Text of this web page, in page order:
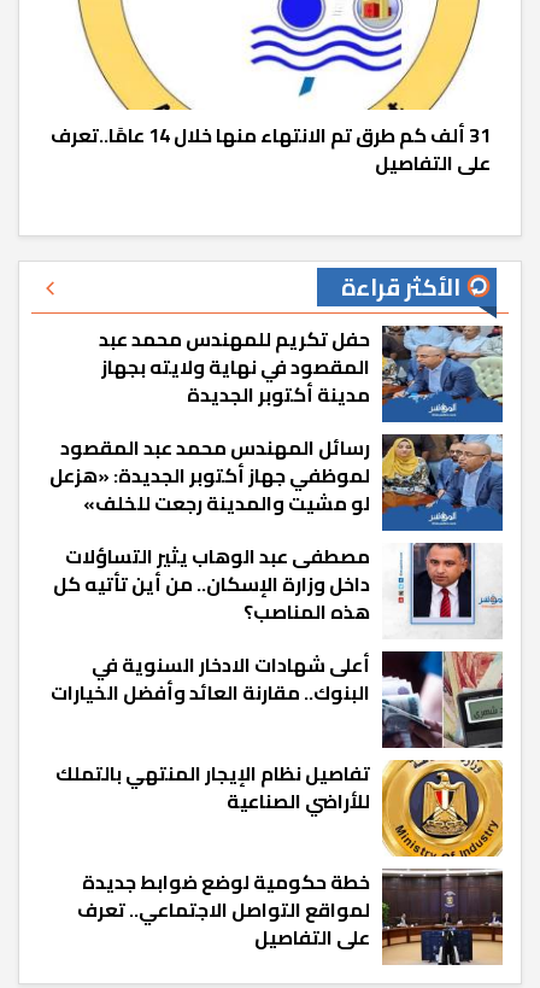
31 ألف كم طرق تم الانتهاء منها خلال 14 عامًا..تعرف
على التفاصيل
الأكثر قراءة
حفل تكريم للمهندس محمد عبد
المقصود في نهاية ولايته بجهاز
مدينة أكتوبر الجديدة
رسائل المهندس محمد عبد المقصود
لموظفي جهاز أكتوبر الجديدة: «هزعل
لو مشيت والمدينة رجعت للخلف»
مصطفى عبد الوهاب يثير التساؤلات
داخل وزارة الإسكان.. من أين تأتيه كل
هذه المناصب؟
أعلى شهادات الادخار السنوية في
البنوك.. مقارنة العائد وأفضل الخيارات
تفاصيل نظام الإيجار المنتهي بالتملك
للأراضي الصناعية
خطة حكومية لوضع ضوابط جديدة
لمواقع التواصل الاجتماعي.. تعرف
على التفاصيل